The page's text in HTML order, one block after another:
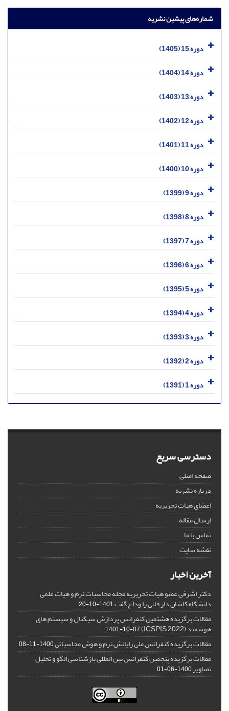
شماره‌های پیشین نشریه
دوره 15 (1405)
دوره 14 (1404)
دوره 13 (1403)
دوره 12 (1402)
دوره 11 (1401)
دوره 10 (1400)
دوره 9 (1399)
دوره 8 (1398)
دوره 7 (1397)
دوره 6 (1396)
دوره 5 (1395)
دوره 4 (1394)
دوره 3 (1393)
دوره 2 (1392)
دوره 1 (1391)
دسترسی سریع
صفحه اصلی
درباره نشریه
اعضای هیات تحریریه
ارسال مقاله
تماس با ما
نقشه سایت
آخرین اخبار
دکتر اشرفی عضو هیات تحریریه مجله محاسبات نرم و هیات علمی
دانشگاه کاشان دار فانی را وداع گفت1401-10-20
مقالات برگزیده هشتمین کنفرانس پردازش سیگنال و سیستم های
هوشمند (ICSPIS 2022) 1401-10-07
مقالات برگزیده کنفرانس ملی رایانش نرم و هوش محاسباتی1400-11-08
مقالات برگزیده پنجمین کنفرانس بین المللی بازشناسی الگو و تحلیل
تصاویر1400-06-01